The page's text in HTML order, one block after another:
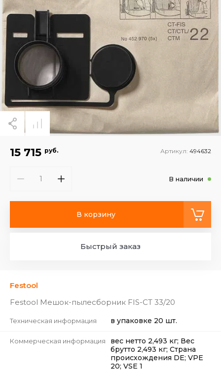
Festool
Festool Мешок-пылесборник FIS-CT 33/20
Техническая информация в упаковке 20 шт.
Коммерческая информация
вес нетто 2,493 кг; Вес
брутто 2,493 кг; Страна
происхождения DE; VPE
20; VSE 1
15 715 руб. Артикул: 494632
В наличии
В корзину
Быстрый заказ